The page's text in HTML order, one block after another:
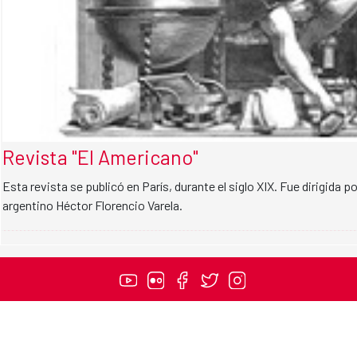
Revista "El Americano"
Esta revista se publicó en París, durante el siglo XIX. Fue dirigida
argentino Héctor Florencio Varela.